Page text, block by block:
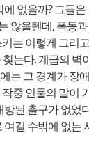
없을까? 그들
않을텐데, 폭동
는 이렇게 그리
는다. 계급의 벽
는 그 경계가 장
중 인물의 말이
된 출구가 없었
길 수밖에 없는